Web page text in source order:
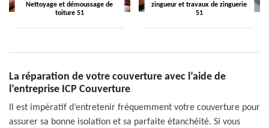
Nettoyage et démoussage de
toiture 51
zingueur et travaux de zinguerie
51
La réparation de votre couverture avec l’aide de
l’entreprise ICP Couverture
Il est impératif d’entretenir fréquemment votre couverture pour
assurer sa bonne isolation et sa parfaite étanchéité. Si vous